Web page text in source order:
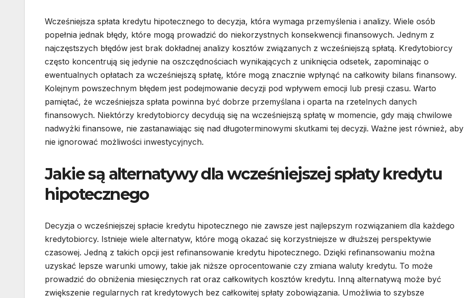
Wcześniejsza spłata kredytu hipotecznego to decyzja, która wymaga przemyślenia i analizy. Wiele osób
popełnia jednak błędy, które mogą prowadzić do niekorzystnych konsekwencji finansowych. Jednym z
najczęstszych błędów jest brak dokładnej analizy kosztów związanych z wcześniejszą spłatą. Kredytobiorcy
często koncentrują się jedynie na oszczędnościach wynikających z uniknięcia odsetek, zapominając o
ewentualnych opłatach za wcześniejszą spłatę, które mogą znacznie wpłynąć na całkowity bilans finansowy.
Kolejnym powszechnym błędem jest podejmowanie decyzji pod wpływem emocji lub presji czasu. Warto
pamiętać, że wcześniejsza spłata powinna być dobrze przemyślana i oparta na rzetelnych danych
finansowych. Niektórzy kredytobiorcy decydują się na wcześniejszą spłatę w momencie, gdy mają chwilowe
nadwyżki finansowe, nie zastanawiając się nad długoterminowymi skutkami tej decyzji. Ważne jest również, aby
nie ignorować możliwości inwestycyjnych.
Jakie są alternatywy dla wcześniejszej spłaty kredytu
hipotecznego
Decyzja o wcześniejszej spłacie kredytu hipotecznego nie zawsze jest najlepszym rozwiązaniem dla każdego
kredytobiorcy. Istnieje wiele alternatyw, które mogą okazać się korzystniejsze w dłuższej perspektywie
czasowej. Jedną z takich opcji jest refinansowanie kredytu hipotecznego. Dzięki refinansowaniu można
uzyskać lepsze warunki umowy, takie jak niższe oprocentowanie czy zmiana waluty kredytu. To może
prowadzić do obniżenia miesięcznych rat oraz całkowitych kosztów kredytu. Inną alternatywą może być
zwiększenie regularnych rat kredytowych bez całkowitej spłaty zobowiązania. Umożliwia to szybsze